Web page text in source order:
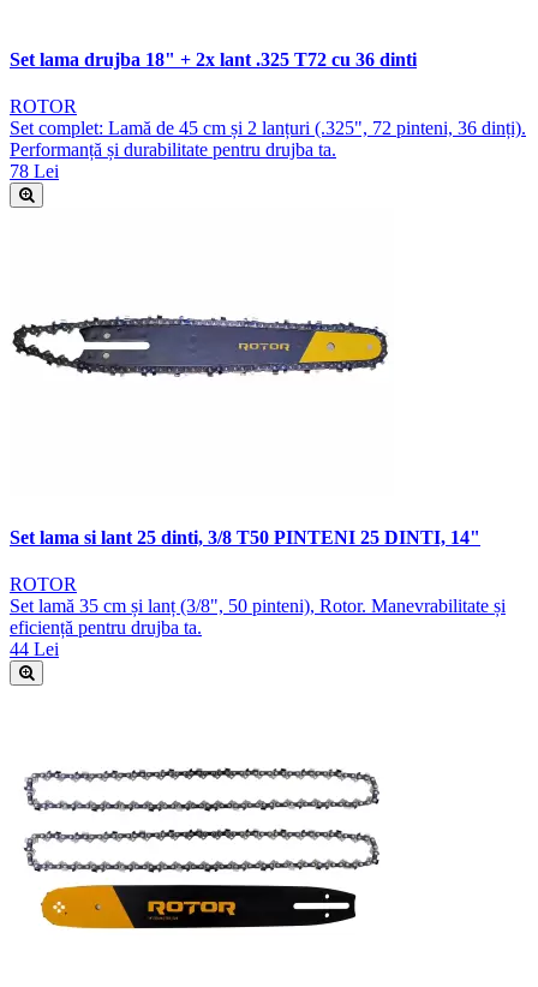
Set lama drujba 18" + 2x lant .325 T72 cu 36 dinti
ROTOR
Set complet: Lamă de 45 cm și 2 lanțuri (.325", 72 pinteni, 36 dinți).
Performanță și durabilitate pentru drujba ta.
78 Lei
Set lama si lant 25 dinti, 3/8 T50 PINTENI 25 DINTI, 14"
ROTOR
Set lamă 35 cm și lanț (3/8", 50 pinteni), Rotor. Manevrabilitate și
eficiență pentru drujba ta.
44 Lei